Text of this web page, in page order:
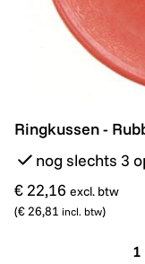
Ringkussen -
Ringkussen -
nog slechts 3
€ 22,16 excl. btw
(€ 26,81 incl. btw)
1